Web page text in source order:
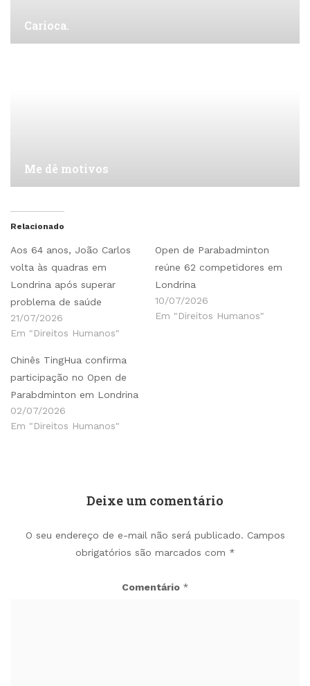
Carioca.
Me dê motivos
Relacionado
Aos 64 anos, João Carlos
volta às quadras em
Londrina após superar
problema de saúde
21/07/2026
Em "Direitos Humanos"
Open de Parabadminton
reúne 62 competidores em
Londrina
10/07/2026
Em "Direitos Humanos"
Chinês TingHua confirma
participação no Open de
Parabdminton em Londrina
02/07/2026
Em "Direitos Humanos"
Deixe um comentário
O seu endereço de e-mail não será publicado. Campos
obrigatórios são marcados com *
Comentário *